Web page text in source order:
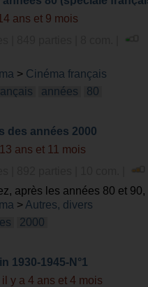
ans et 9 mois
> Cinéma français
années 80
des années 2000
ans et 11 mois
après les années 80 et
> Autres, divers
2000
1930-1945-N°1
il y a 4 ans et 4 mois